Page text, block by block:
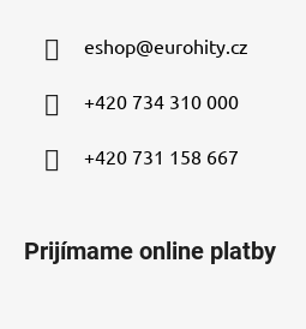
eshop@eurohity.cz
+420 734 310 000
+420 731 158 667
Prijímame online platby